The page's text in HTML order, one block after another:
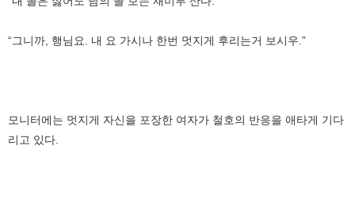
“그니까, 행님요. 내 요 가시나 한번 멋지게 후리는거 보시우.”
모니터에는 멋지게 자신을 포장한 여자가 철호의 반응을 애타게 기다
리고 있다.